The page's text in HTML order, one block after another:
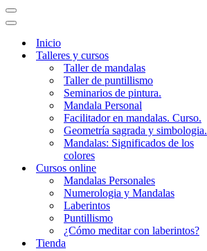
Menú
de
Menú
navegación
Inicio
Talleres y cursos
Taller de mandalas
Taller de puntillismo
Seminarios de pintura.
Mandala Personal
Facilitador en mandalas. Curso.
Geometría sagrada y simbologia.
Mandalas: Significados de los
colores
Cursos online
Mandalas Personales
Numerologia y Mandalas
Laberintos
Puntillismo
¿Cómo meditar con laberintos?
Tienda